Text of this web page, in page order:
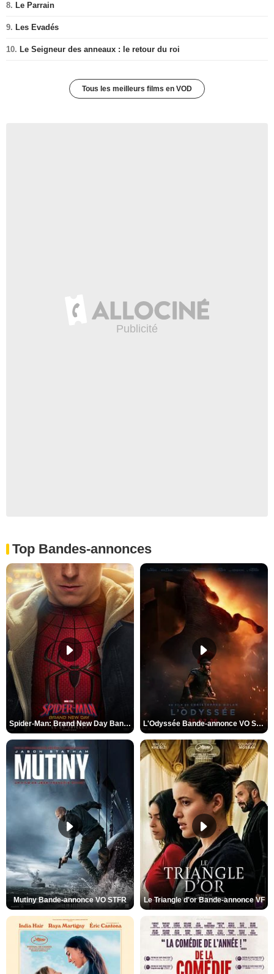
8. Le Parrain
9. Les Evadés
10. Le Seigneur des anneaux : le retour du roi
Tous les meilleurs films en VOD
Top Bandes-annonces
Spider-Man: Brand New Day Bande-annonce VO STFR L'Odyssée Bande-annonce VO STFR
Mutiny Bande-annonce VO STFR Le Triangle d'or Bande-annonce VF